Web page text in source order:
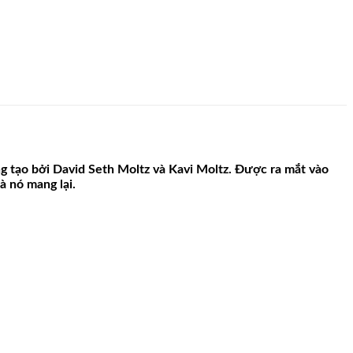
tạo bởi David Seth Moltz và Kavi Moltz. Được ra mắt vào
nó mang lại.